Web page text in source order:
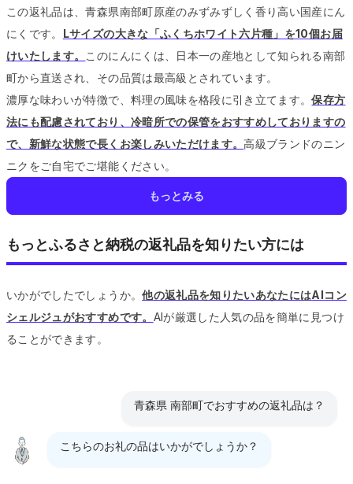
この返礼品は、青森県南部町原産のみずみずしく香り高い国産にん
にくです。 Lサイズの大きな「ふくちホワイト六片種」を10個お届
けいたします。 このにんにくは、日本一の産地として知られる南部
町から直送され、その品質は最高級とされています。
濃厚な味わいが特徴で、料理の風味を格段に引き立てます。保存方
法にも配慮されており、冷暗所での保管をおすすめしておりますの
で、新鮮な状態で長くお楽しみいただけます。高級ブランドのニン
ニクをご自宅でご堪能ください。
もっとみる
もっとふるさと納税の返礼品を知りたい方には
いかがでしたでしょうか。他の返礼品を知りたいあなたにはAIコン
シェルジュがおすすめです。 AIが厳選した人気の品を簡単に見つけ
ることができます。
青森県 南部町でおすすめの返礼品は？
こちらのお礼の品はいかがでしょうか？